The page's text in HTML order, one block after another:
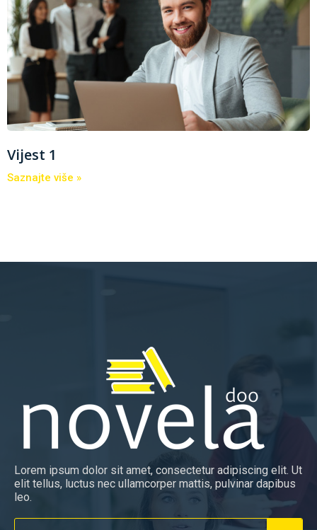
Vijest 1
Saznajte više »
Lorem ipsum dolor sit amet, consectetur adipiscing elit. Ut
elit tellus, luctus nec ullamcorper mattis, pulvinar dapibus
leo.